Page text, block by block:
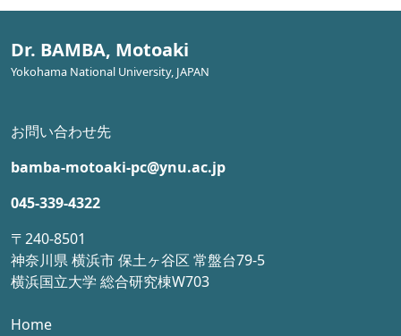
Dr. BAMBA, Motoaki
Yokohama National University, JAPAN
お問い合わせ先
bamba-motoaki-pc@ynu.ac.jp
045-339-4322
〒240-8501
神奈川県 横浜市 保土ヶ谷区 常盤台79-5
横浜国立大学 総合研究棟W703
Home